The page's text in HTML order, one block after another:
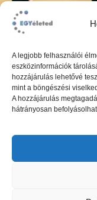
A legjobb felhasználói
eszközinformációk
hozzájárulás lehetővé
mint a böngészési
A hozzájárulás
hátrányosan befolyásolhat.